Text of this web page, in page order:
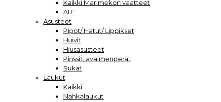
Kaikki Marimekon vaatteet
ALE
Asusteet
Pipot/ Hatut/ Lippikset
Huivit
Hiusasusteet
Pinssit, avaimenperät
Sukat
Laukut
Kaikki
Nahkalaukut